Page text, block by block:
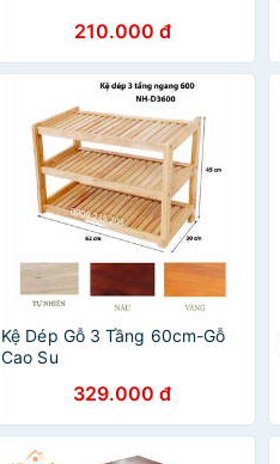
210.000 đ
Kệ Dép Gỗ 3 Tầng 60cm-Gỗ
Cao Su
329.000 đ